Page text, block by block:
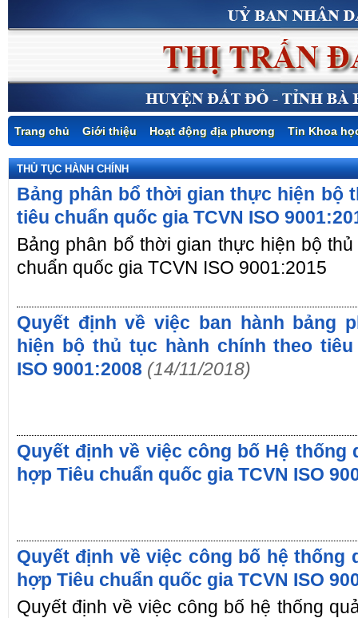
Trang chủ Giới thiệu Hoạt động địa phương Tin Khoa
THỦ TỤC HÀNH CHÍNH
Bảng phân bổ thời gian thực hiện bộ
tiêu chuẩn quốc gia TCVN ISO
Bảng phân bổ thời gian thực hiện bộ
chuẩn quốc gia TCVN ISO 9001:2015
Quyết định về việc ban hành bảng
hiện bộ thủ tục hành chính theo
ISO 9001:2008 (14/11/2018)
Quyết định về việc công bố Hệ
hợp Tiêu chuẩn quốc gia TCVN ISO
Quyết định về việc công bố hệ thống
hợp Tiêu chuẩn quốc gia TCVN ISO
Quyết định về việc công bố hệ thống